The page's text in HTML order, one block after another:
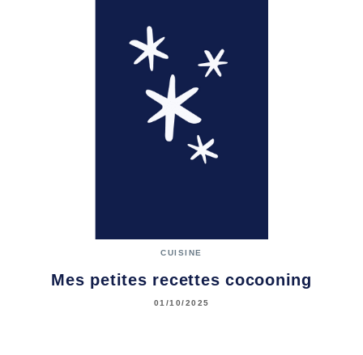
CUISINE
Mes petites recettes cocooning
01/10/2025